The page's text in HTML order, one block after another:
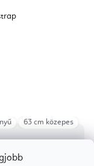
63 cm közepes